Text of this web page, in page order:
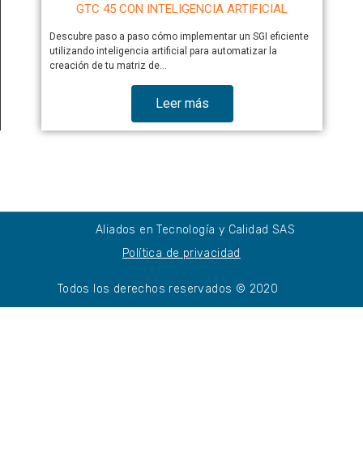
GTC 45 CON INTELIGENCIA ARTIFICIAL
Descubre paso a paso cómo implementar un SGI eficiente
utilizando inteligencia artificial para automatizar la
creación de tu matriz de…
Leer más
Aliados en Tecnología y Calidad SAS
Política de privacidad
Todos los derechos reservados © 2020